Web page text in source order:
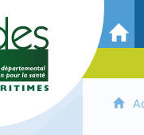
CoDES 06 - Comité